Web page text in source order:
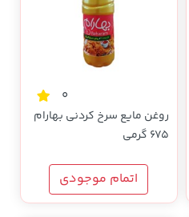
0
روغن مایع سرخ کردنی بهارام
675 گرمی
اتمام موجودی